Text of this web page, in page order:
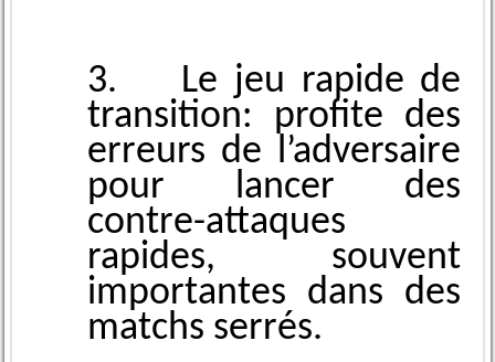
3. Le jeu rapide de
tran͏sition:͏ profite des
erreurs de l’adversaire
pour lancer des
co͏ntre-attaques
rapides, souvent
importantes dans des
matchs serrés.